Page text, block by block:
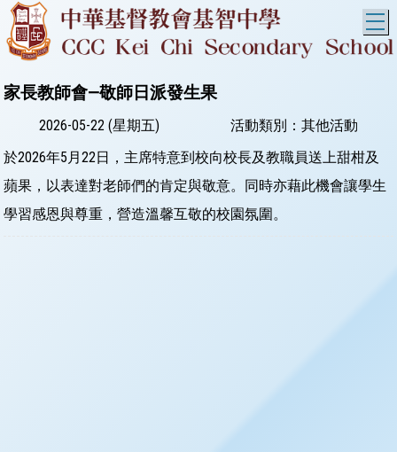
家長教師會—敬師日派發生果
2026-05-22 (星期五)
活動類別：其他活動
於2026年5月22日，主席特意到校向校長及教職員送上甜柑及
蘋果，以表達對老師們的肯定與敬意。同時亦藉此機會讓學生
學習感恩與尊重，營造溫馨互敬的校園氛圍。